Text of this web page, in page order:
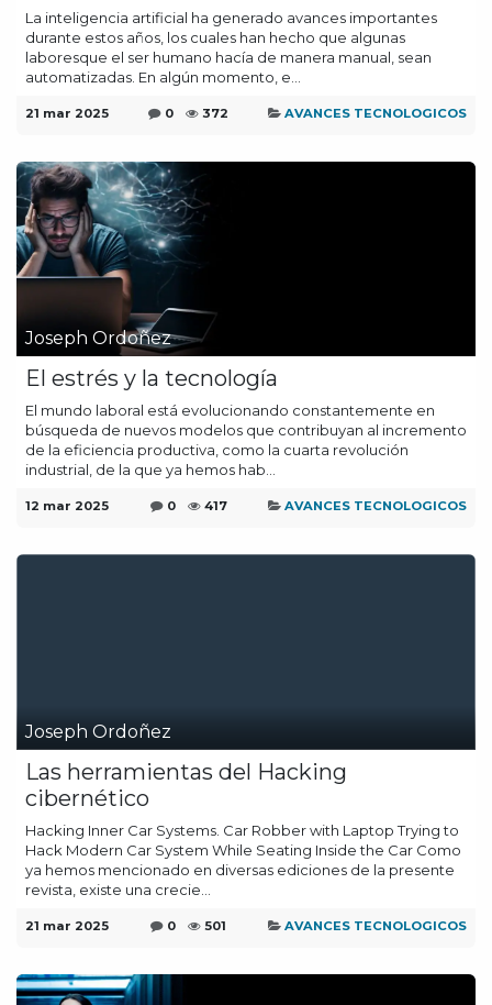
La inteligencia artificial ha generado avances importantes
durante estos años, los cuales han hecho que algunas
laboresque el ser humano hacía de manera manual, sean
automatizadas. En algún momento, e...
21 mar 2025 0 372 AVANCES TECNOLOGICOS
Joseph Ordoñez
El estrés y la tecnología
El mundo laboral está evolucionando constantemente en
búsqueda de nuevos modelos que contribuyan al incremento
de la eficiencia productiva, como la cuarta revolución
industrial, de la que ya hemos hab...
12 mar 2025 0 417 AVANCES TECNOLOGICOS
Joseph Ordoñez
Las herramientas del Hacking
cibernético
Hacking Inner Car Systems. Car Robber with Laptop Trying to
Hack Modern Car System While Seating Inside the Car Como
ya hemos mencionado en diversas ediciones de la presente
revista, existe una crecie...
21 mar 2025 0 501 AVANCES TECNOLOGICOS